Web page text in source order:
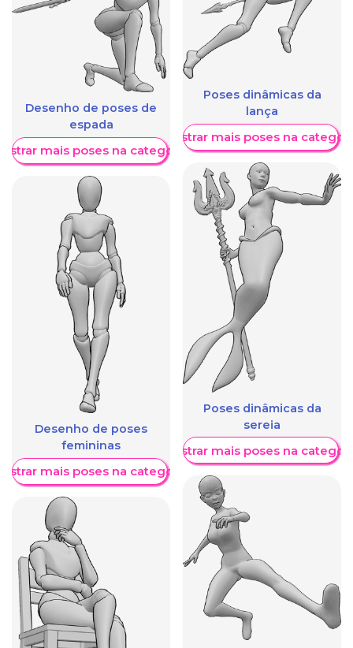
Desenho de poses de
espada
mais poses na categoria
Desenho de poses
femininas
mais poses na categoria
Poses dinâmicas da
lança
Mostrar mais poses na
Poses dinâmicas da
sereia
Mostrar mais poses na